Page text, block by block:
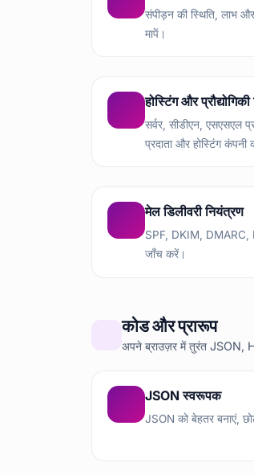
संपीड़न की स्थिति, लाभ
मापें।
होस्टिंग और
सर्वर, सीडीएन, एसएसएल
प्रदाता और होस्टिंग कंपनी
मेल डिलीवरी नियंत्रण
SPF, DKIM, DMARC,
जाँच करें।
कोड और प्रारूप
अपने ब्राउज़र में तुरंत JSON,
JSON स्वरूपक
JSON को बेहतर बनाएं,